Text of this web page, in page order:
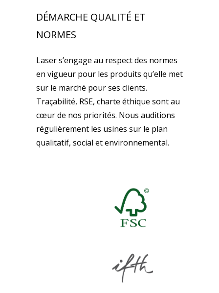
DÉMARCHE QUALITÉ ET
NORMES
Laser s’engage au respect des normes
en vigueur pour les produits qu’elle met
sur le marché pour ses clients.
Traçabilité, RSE, charte éthique sont au
cœur de nos priorités. Nous auditions
régulièrement les usines sur le plan
qualitatif, social et environnemental.